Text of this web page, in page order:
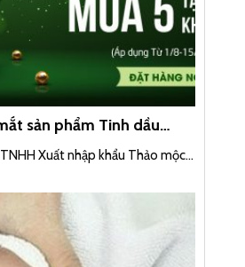
sản phẩm Tinh dầu
Xuất nhập khẩu Thảo mộc...